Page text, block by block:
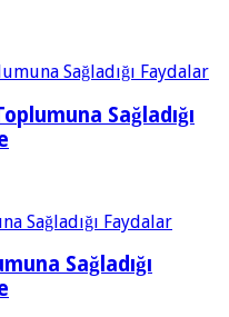
Sağladığı
Sağladığı